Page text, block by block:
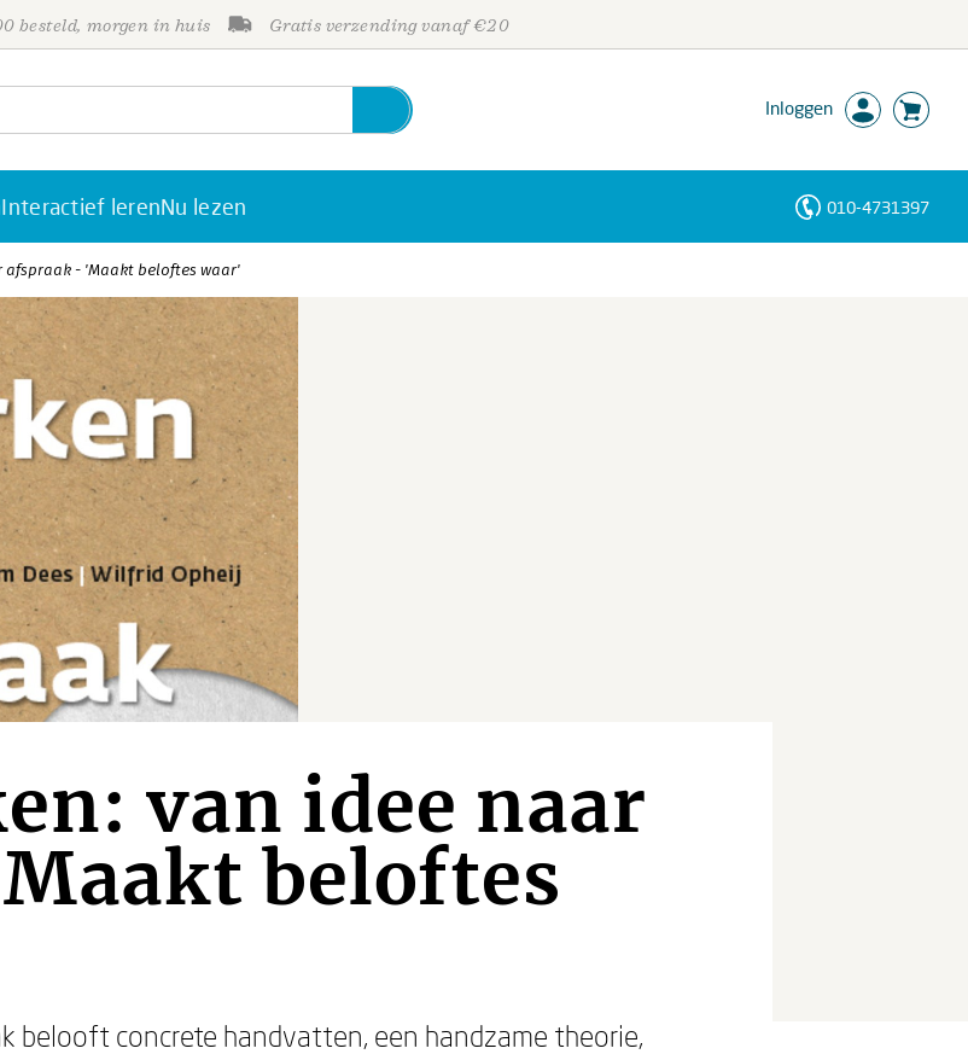
besteld, morgen in huis Gratis verzending vanaf €20
Inloggen
Interactief lerenNu lezen 010-4731397
afspraak - 'Maakt beloftes waar'
van idee naar
beloftes
belooft concrete handvatten, een handzame theorie,
Personen